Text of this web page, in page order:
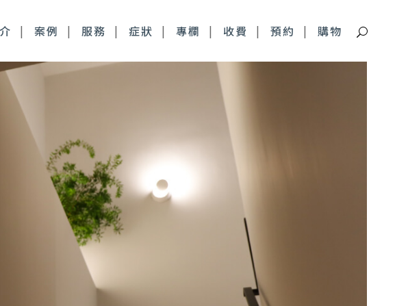
案例 服務
新光雷射
醫療級果酸
醫療級清痘
深層痘疤 皮下剝離
青春痘疤痕 複合式治療
症狀 專欄 收費 預約 購物